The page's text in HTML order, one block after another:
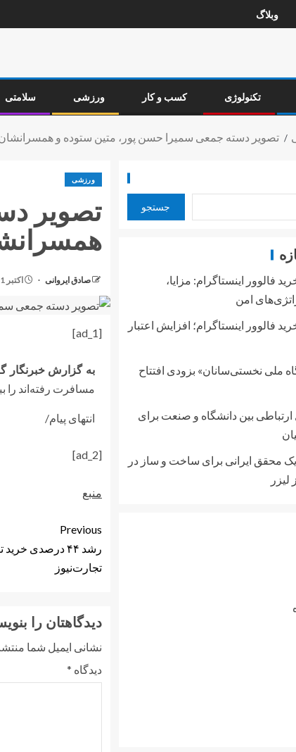
وبلاگ
تکنولوژی کسب و کار ورزشی سلامتی
تصویر دسته جمعی سمیرا حسن پور، متین ستوده و
ورزشی
تصویر
صادق ایروانی اکتبر 21, 2023
[ad_1]
به گزارش خبرنگار
مسافرت رفته‌اند را
انتهای پیام/
[ad_2]
منبع
Previous
رشد ۴۴ درصدی
تجارت‌نیوز
دیدگاهتان را
نشانی ایمیل شما
دیدگاه *
جستجو
فالوور اینستاگرام: مزایا،
امن
فالوور اینستاگرام؛ افزایش اعتبار
ملی نخستی‌سانان» بزودی افتتاح
ارتباطی بین دانشگاه و صنعت برای
یک محقق ایرانی برای ساخت و ساز در
لیزر